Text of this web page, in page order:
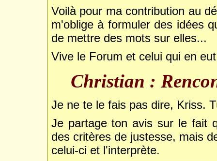
Voilà pour ma contribution au
m'oblige à formuler des idées
de mettre des mots sur elles...
Vive le Forum et celui qui en
Christian :
Je ne te le fais pas dire, Kriss.
Je partage ton avis sur le fait
des critères de justesse, mais
celui-ci et l'interprète.